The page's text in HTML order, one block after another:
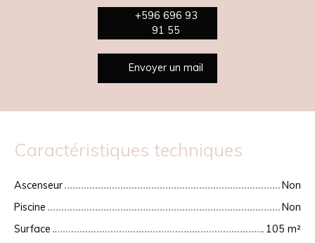
+596 696 93
91 55
Envoyer un mail
Caractéristiques techniques
Ascenseur
Non
Piscine
Non
Surface
105 m²